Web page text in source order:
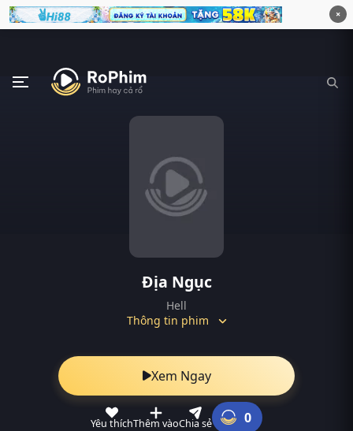
×
Địa Ngục
Hell
Thông tin phim
Xem Ngay
Yêu thíchThêm vàoChia sẻ 0